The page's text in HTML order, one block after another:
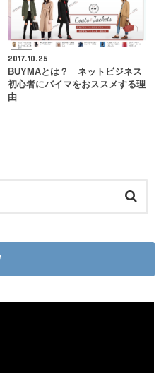
2017.10.25
BUYMAとは？ ネットビジネス
初心者にバイマをおススメする理
由